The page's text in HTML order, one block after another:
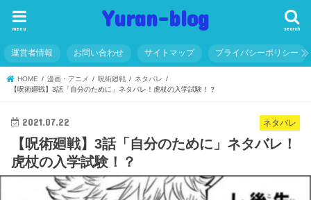
Yuran-blog search
menu
運営者情報 お問い合わせ サイトマップ プライバシーポリシー
HOME 漫画・アニメ 呪術廻戦
ネタバレ
【呪術廻戦】3話「自分のために」ネタバレ！虎杖の入学試験！？
ネタバレ
2021.07.22
【呪術廻戦】3話「自分のために」ネタバレ！
虎杖の入学試験！？